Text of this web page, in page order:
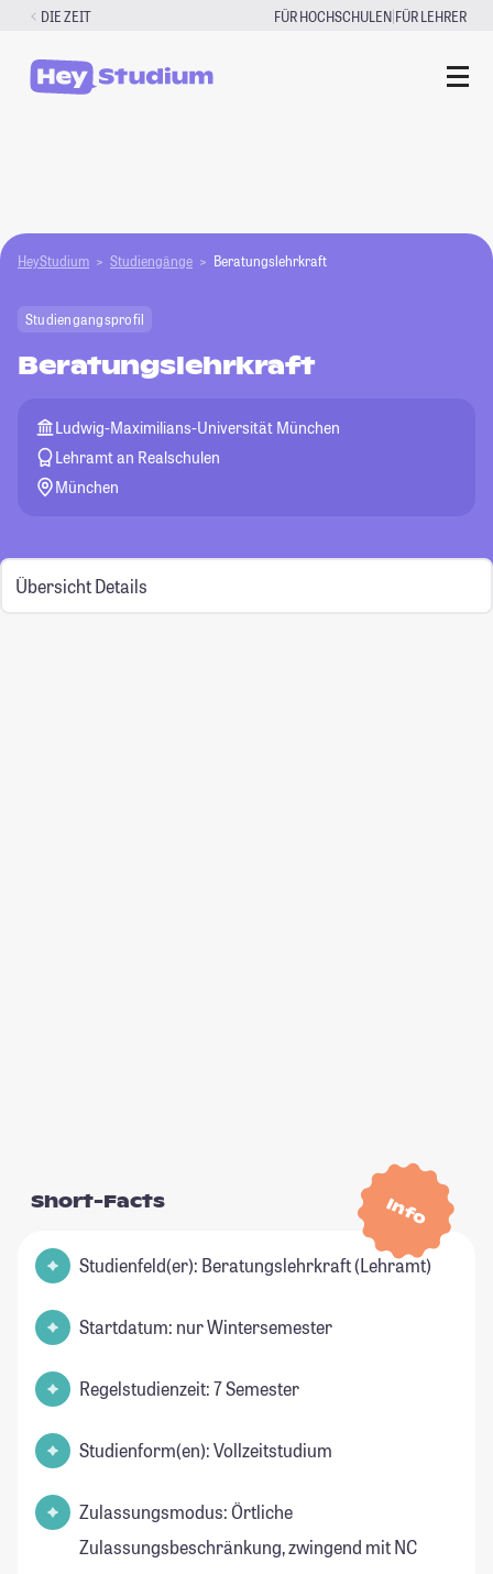
Zum
springen
DIE ZEIT FÜR HOCHSCHULEN|FÜR LEHRER
HeyStudium Studiengänge Beratungslehrkraft
Studiengangsprofil
Beratungslehrkraft
Ludwig-Maximilians-Universität München
Lehramt an Realschulen
München
Übersicht Details
Info
Short-Facts
Studienfeld(er): Beratungslehrkraft (Lehramt)
Startdatum: nur Wintersemester
Regelstudienzeit: 7 Semester
Studienform(en): Vollzeitstudium
Zulassungsmodus: Örtliche
Zulassungsbeschränkung, zwingend mit NC